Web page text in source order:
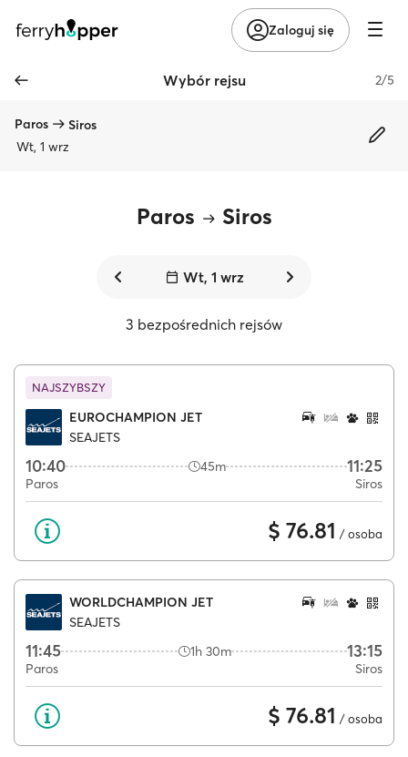
Zaloguj się
Wybór rejsu 2/5
Paros
Siros
Wt, 1 wrz
Paros Siros
Wt, 1 wrz
3 bezpośrednich rejsów
NAJSZYBSZY
EUROCHAMPION JET
SEAJETS
10:40 45m 11:25
Paros Siros
$ 76.81 / osoba
WORLDCHAMPION JET
SEAJETS
11:45 1h 30m 13:15
Paros Siros
$ 76.81 / osoba